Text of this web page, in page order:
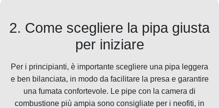
2. Come scegliere la pipa giusta
per iniziare
Per i principianti, è importante scegliere una pipa leggera
e ben bilanciata, in modo da facilitare la presa e garantire
una fumata confortevole. Le pipe con la camera di
combustione più ampia sono consigliate per i neofiti, in